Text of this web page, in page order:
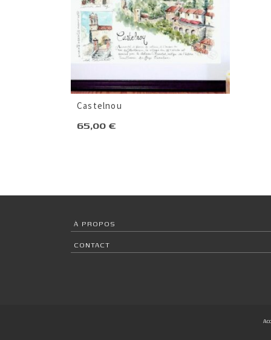
Castelnou
65,00 €
À PROPOS
CONTACT